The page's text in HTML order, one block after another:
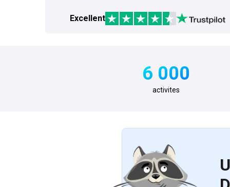
Excellent
6 000
activites